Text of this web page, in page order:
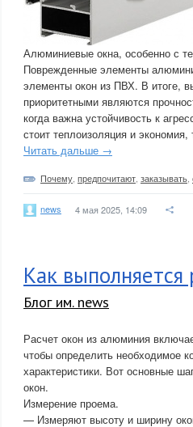
Алюминиевые окна, особенно с
Поврежденные элементы
элементы окон из ПВХ. В итоге,
приоритетными являются
когда важна устойчивость к
стоит теплоизоляция и
Читать дальше →
Почему предпочитают заказывать
news 4 мая 2025, 14:09
Как
Блог им. news
Расчет окон из алюминия
чтобы определить необходимое
характеристики. Вот основные
окон.
Измерение проема.
— Измеряют высоту и ширину